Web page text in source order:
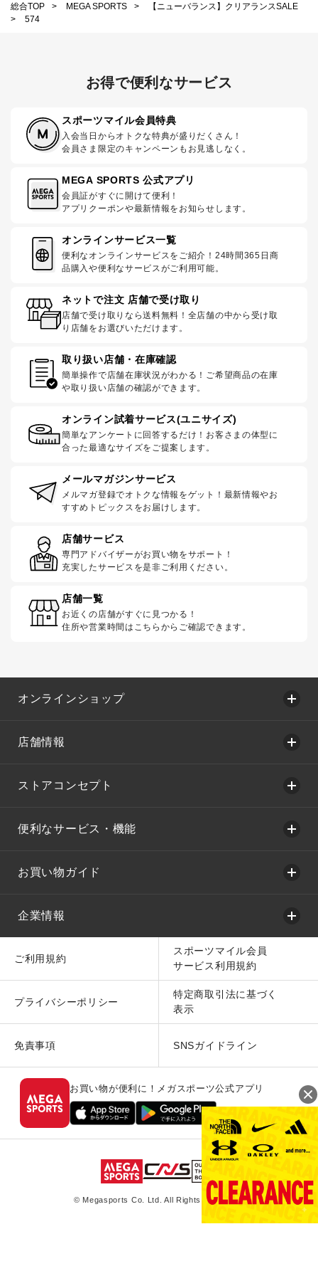
総合TOP
> MEGA SPORTS >
【ニューバランス】クリアランスSALE
>
574
お得で便利なサービス
スポーツマイル会員特典
入会当日からオトクな特典が盛りだくさん！
会員さま限定のキャンペーンもお見逃しなく。
MEGA SPORTS 公式アプリ
会員証がすぐに開けて便利！
アプリクーポンや最新情報をお知らせします。
オンラインサービス一覧
便利なオンラインサービスをご紹介！24時間365日商
品購入や便利なサービスがご利用可能。
ネットで注文 店舗で受け取り
店舗で受け取りなら送料無料！全店舗の中から受け取
り店舗をお選びいただけます。
取り扱い店舗・在庫確認
簡単操作で店舗在庫状況がわかる！ご希望商品の在庫
や取り扱い店舗の確認ができます。
オンライン試着サービス(ユニサイズ)
簡単なアンケートに回答するだけ！お客さまの体型に
合った最適なサイズをご提案します。
メールマガジンサービス
メルマガ登録でオトクな情報をゲット！最新情報やお
すすめトピックスをお届けします。
店舗サービス
専門アドバイザーがお買い物をサポート！
充実したサービスを是非ご利用ください。
店舗一覧
お近くの店舗がすぐに見つかる！
住所や営業時間はこちらからご確認できます。
オンラインショップ
店舗情報
ストアコンセプト
便利なサービス・機能
お買い物ガイド
企業情報
ご利用規約
スポーツマイル会員
サービス利用規約
プライバシーポリシー
特定商取引法に基づく
表示
免責事項 SNSガイドライン
お買い物が便利に！メガスポーツ公式アプリ
© Megasports Co. Ltd. All Rights Reserved.